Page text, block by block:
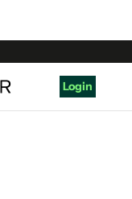
Login